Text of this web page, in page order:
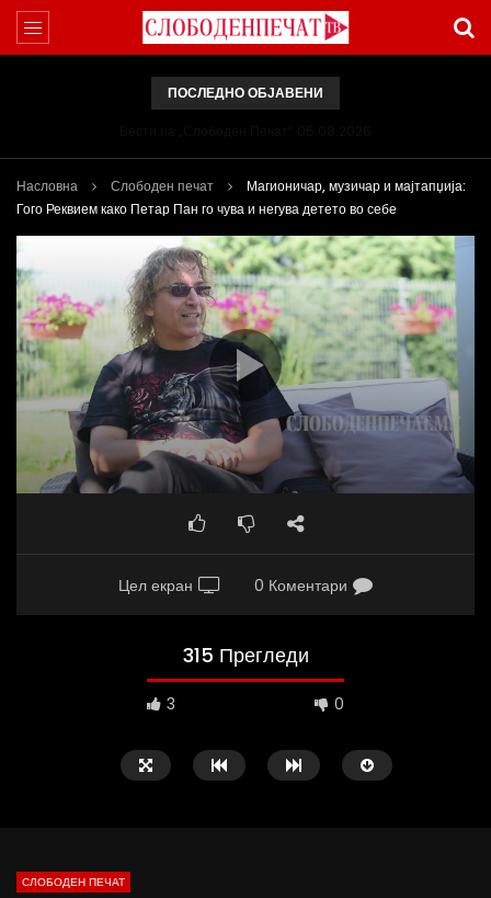
ПОСЛЕДНО ОБЈАВЕНИ
Насловна Слободен печат
Магионичар, музичар и мајтапџија:
Гого Реквием како Петар Пан го чува и негува детето во себе
Цел екран 0 Коментари
315 Прегледи
3 0
СЛОБОДЕН ПЕЧАТ